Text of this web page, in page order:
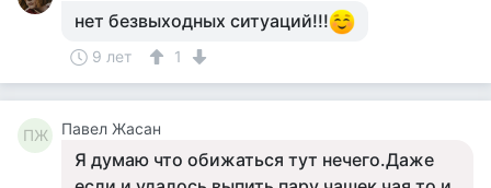
нет безвыходных ситуаций!!!
9 лет 1
ПЖ Павел Жасан
Я думаю что обижаться тут нечего.Даже